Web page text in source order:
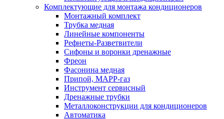
Комплектующие для монтажа кондиционеров
Монтажный комплект
Трубка медная
Линейные компоненты
Рефнеты-Разветвители
Сифоны и воронки дренажные
Фреон
Фасонина медная
Припой, МАРР-газ
Инструмент сервисный
Дренажные трубки
Металлоконструкции для кондиционеров
Автоматика